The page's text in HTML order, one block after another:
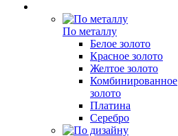
По металлу
Белое золото
Красное золото
Желтое золото
Комбинированное
золото
Платина
Серебро